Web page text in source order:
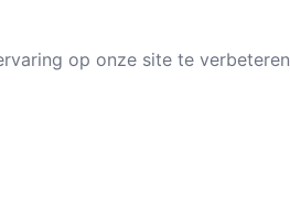
op onze site te verbeteren